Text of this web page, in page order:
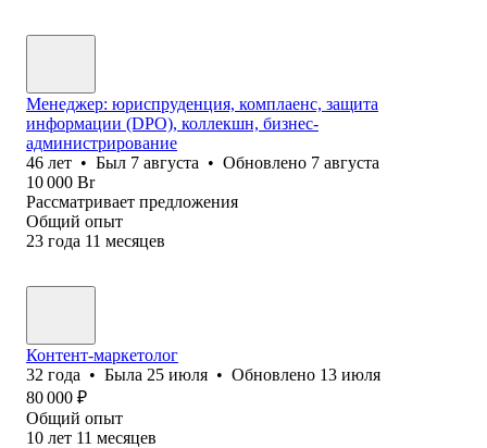
Менеджер: юриспруденция, комплаенс, защита
информации (DPO), коллекшн, бизнес-
администрирование
46 лет • Был 7 августа • Обновлено 7 августа
10 000 Br
Рассматривает предложения
Общий опыт
23 года 11 месяцев
Контент-маркетолог
32 года • Была 25 июля • Обновлено 13 июля
80 000 ₽
Общий опыт
10 лет 11 месяцев